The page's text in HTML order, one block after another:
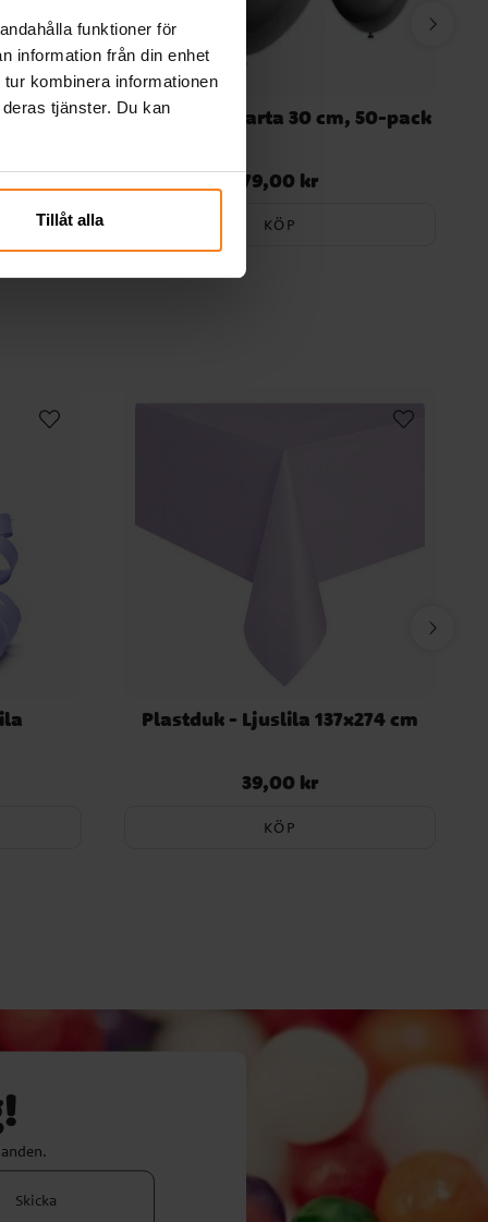
funktioner för
information från din enhet
kombinera informationen
tjänster. Du kan
Tillåt alla
pack Ballonger Svarta 30 cm, 50-pack
Pris: 79,00 kr
79,00 kr
KÖP
Plastduk - Ljuslila 137x274 cm
Pris:39,00 kr
39,00 kr
KÖP
Skicka